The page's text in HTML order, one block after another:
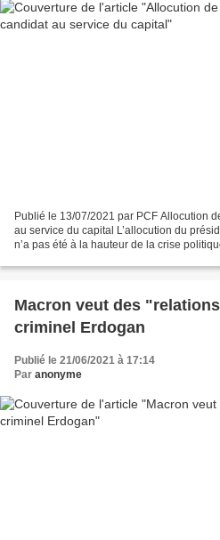
Publié le 13/07/2021 par PCF Allocution
au service du capital L’allocution du
n’a pas été à la hauteur de la crise
Macron veut des
criminel Erdogan
Publié le 21/06/2021 à 17:14
Par anonyme